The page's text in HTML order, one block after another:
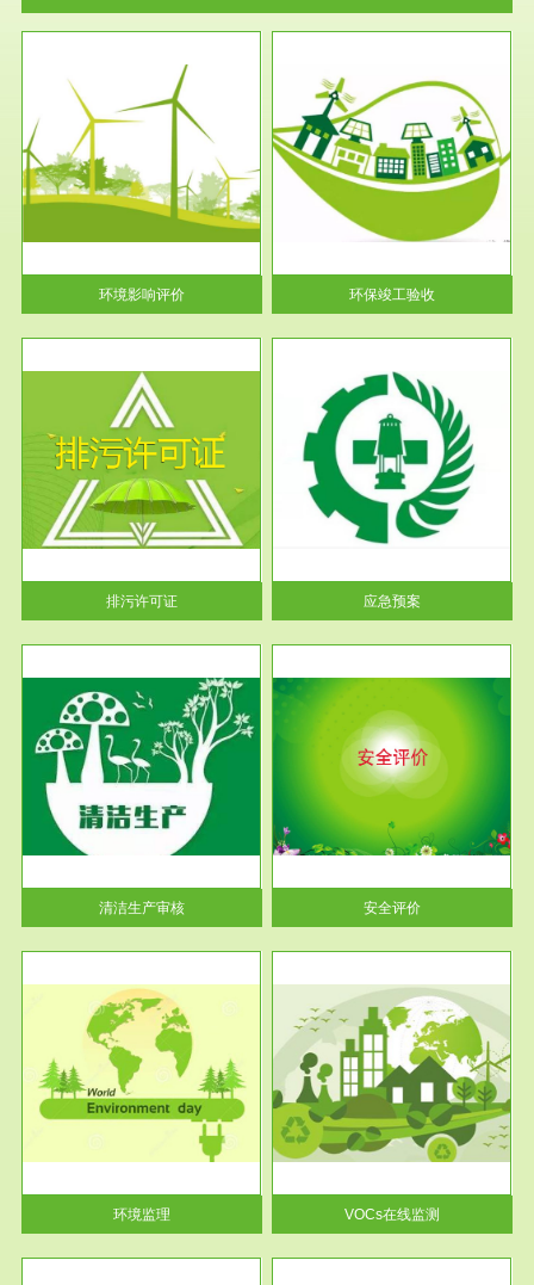
环境影响评价
服务范围
环保竣工验收
根据《建设项目环境保护管理条
例》第十七条 编制环境影响报
告书、...
环保竣工验收
排污许可证
服务范围
应急预案
根据《中华人民共和国环境保护
法》第十九条 企业事业单位应
当按照...
应急预案
清洁生产审核
服务范围
安全评价
安全评价安全评价目的是查找、
分析和预测工程、系统、生产经
营活...
安全评价
环境监理
服务范围
VOCs在线监测
根据《重点区域大气污染防
治“十二五”规划》有机废气净化
率达...
VOCs在线监测